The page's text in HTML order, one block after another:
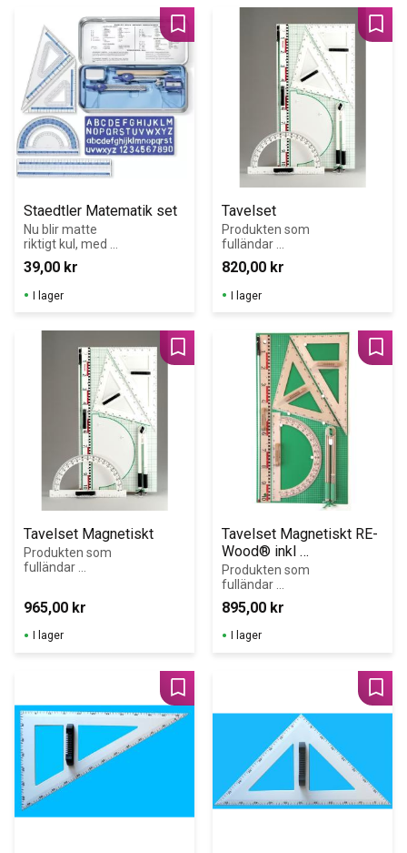
Staedtler Matematik set
​Nu blir matte
riktigt kul, med
detta fina
matematik set
från Staedtler. I
den robusta
stort sett allt
som behövs för
mattelektionen
39,00 kr
Lägg till i favoriter
I lager
Tavelset
Produkten som
fulländar
principen med
en
klassrumstavla;
krittavla eller
Plastic
(återvunnen
820,00 kr
I lager
Tavelset Magnetiskt
Produkten som
fulländar
klassrumstavla;
whiteboard. RE-
965,00 kr
Lägg till i favoriter
I lager
Tavelset Magnetiskt RE-
Wood® inkl
bakgrundsskiva
Produkten som
fulländar
principen med
en
klassrumstavla;
krittavla eller
895,00 kr
I lager
Lägg till i favoriter